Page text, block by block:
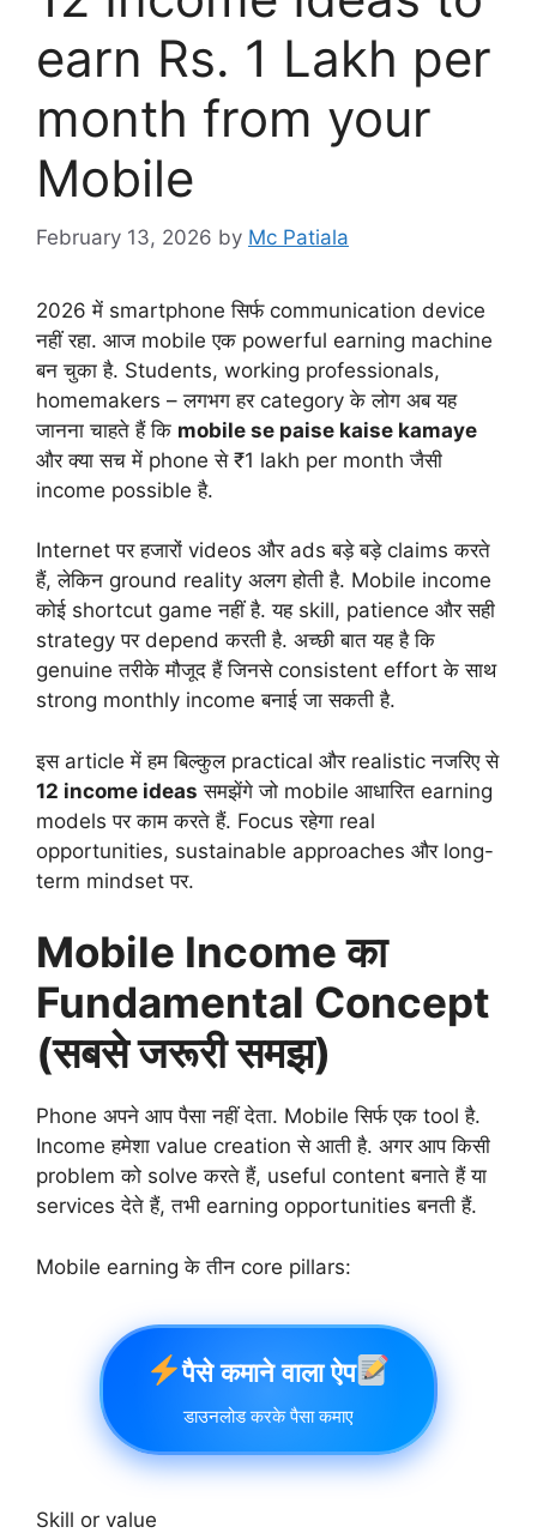
earn Rs. 1 Lakh per
month from your
Mobile
February 13, 2026 by Mc Patiala
2026 में smartphone सिर्फ communication device
नहीं रहा. आज mobile एक powerful earning machine
बन चुका है. Students, working professionals,
homemakers – लगभग हर category के लोग अब यह
जानना चाहते हैं कि mobile se paise kaise kamaye
और क्या सच में phone से ₹1 lakh per month जैसी
income possible है.
Internet पर हजारों videos और ads बड़े बड़े claims करते
हैं, लेकिन ground reality अलग होती है. Mobile income
कोई shortcut game नहीं है. यह skill, patience और सही
strategy पर depend करती है. अच्छी बात यह है कि
genuine तरीके मौजूद हैं जिनसे consistent effort के साथ
strong monthly income बनाई जा सकती है.
इस article में हम बिल्कुल practical और realistic नजरिए से
12 income ideas समझेंगे जो mobile आधारित earning
models पर काम करते हैं. Focus रहेगा real
opportunities, sustainable approaches और long-
term mindset पर.
Mobile Income का
Fundamental Concept
(सबसे जरूरी समझ)
Phone अपने आप पैसा नहीं देता. Mobile सिर्फ एक tool है.
Income हमेशा value creation से आती है. अगर आप किसी
problem को solve करते हैं, useful content बनाते हैं या
services देते हैं, तभी earning opportunities बनती हैं.
Mobile earning के तीन core pillars:
पैसे कमाने वाला ऐप
डाउनलोड करके पैसा कमाए
Skill or value